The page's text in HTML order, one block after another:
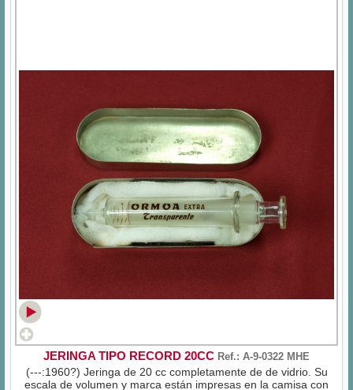
JERINGA TIPO RECORD 20CC Ref.: A-9-0322 MHE
(---:1960?) Jeringa de 20 cc completamente de de vidrio. Su
escala de volumen y marca están impresas en la camisa con